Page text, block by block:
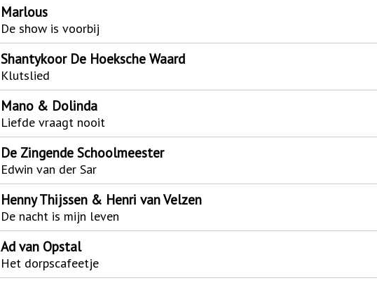
Marlous
De show is voorbij
Shantykoor De Hoeksche Waard
Klutslied
Mano & Dolinda
Liefde vraagt nooit
De Zingende Schoolmeester
Edwin van der Sar
Henny Thijssen & Henri van Velzen
De nacht is mijn leven
Ad van Opstal
Het dorpscafeetje